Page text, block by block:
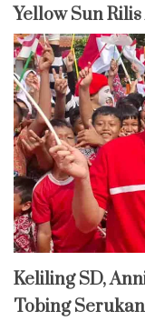
Yellow Sun
Keliling SD,
Tobing